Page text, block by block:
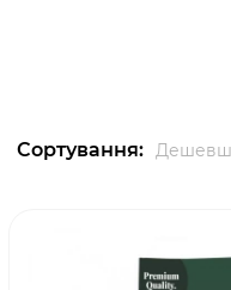
Сортування: